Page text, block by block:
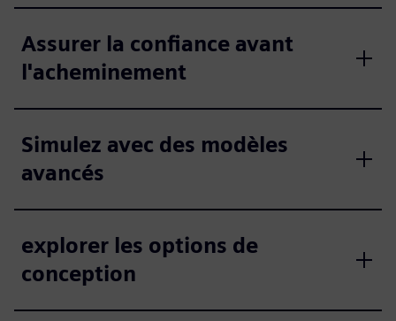
Assurer la confiance avant
l'acheminement
Simulez avec des modèles
avancés
explorer les options de
conception